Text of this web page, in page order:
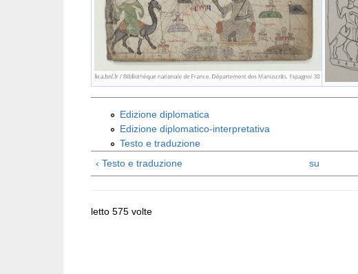
Edizione diplomatica
Edizione diplomatico-interpretativa
Testo e traduzione
‹ Testo e traduzione
su
letto 575 volte